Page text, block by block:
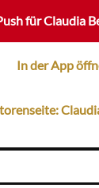
für Claudia
In der App